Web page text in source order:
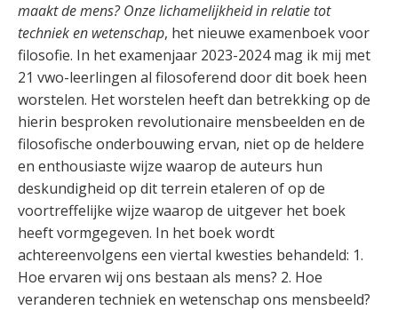
maakt de mens? Onze lichamelijkheid in relatie tot
techniek en wetenschap, het nieuwe examenboek voor
filosofie. In het examenjaar 2023-2024 mag ik mij met
21 vwo-leerlingen al filosoferend door dit boek heen
worstelen. Het worstelen heeft dan betrekking op de
hierin besproken revolutionaire mensbeelden en de
filosofische onderbouwing ervan, niet op de heldere
en enthousiaste wijze waarop de auteurs hun
deskundigheid op dit terrein etaleren of op de
voortreffelijke wijze waarop de uitgever het boek
heeft vormgegeven. In het boek wordt
achtereenvolgens een viertal kwesties behandeld: 1.
Hoe ervaren wij ons bestaan als mens? 2. Hoe
veranderen techniek en wetenschap ons mensbeeld?